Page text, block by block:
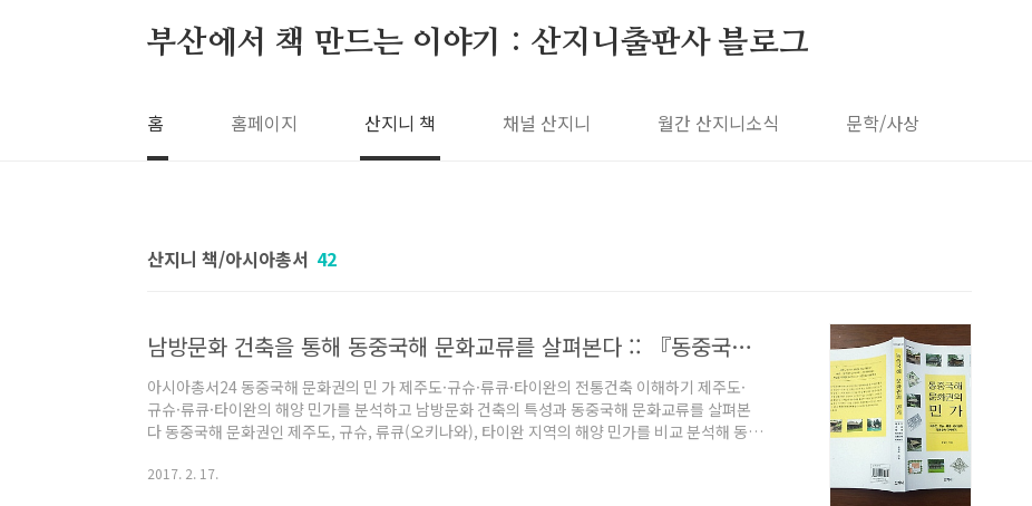
부산에서 책 만드는 이야기 : 산지니출판사 블로그
홈 홈페이지 산지니 책 채널 산지니 월간 산지니소식 문학/사상
산지니 책/아시아총서 42
남방문화 건축을 통해 동중국해 문화교류를 살펴본다 :: 『동중국해 문화권의 민가』(책소개)
아시아총서24 동중국해 문화권의 민 가 제주도·규슈·류큐·타이완의 전통건축 이해하기 제주도·
규슈·류큐·타이완의 해양 민가를 분석하고 남방문화 건축의 특성과 동중국해 문화교류를 살펴본
다 동중국해 문화권인 제주도, 규슈, 류큐(오키나와), 타이완 지역의 해양 민가를 비교 분석해 동중
민가들의 공통점을 발견하게 되었을까? 윤일이 선생은 “다른 지역에서 볼 수 없는 제주도 민가만
2017. 2. 17.